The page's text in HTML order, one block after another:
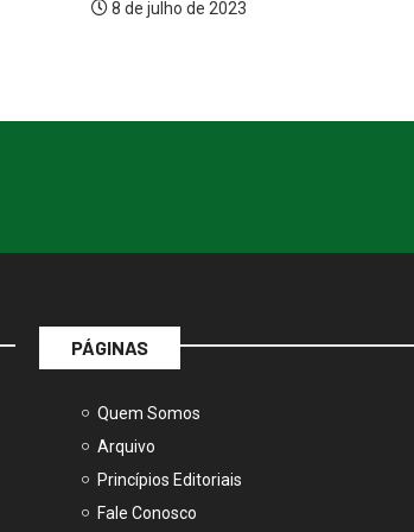
PÁGINAS
Quem Somos
Arquivo
Princípios Editoriais
Fale Conosco